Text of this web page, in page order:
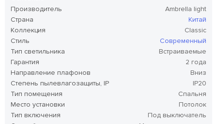
Производитель
Ambrella light
Страна
Китай
Коллекция
Classic
Стиль
Современный
Тип светильника
Встраиваемые
Гарантия
2 года
Направление плафонов
Вниз
Степень пылевлагозащиты, IP
IP20
Тип помещения
Спальня
Место установки
Потолок
Тип включения
Под выключатель